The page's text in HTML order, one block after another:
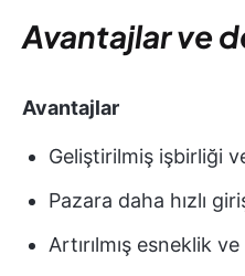
Avantajlar ve
Avantajlar
Geliştirilmiş işbirliği
Pazara daha hızlı
Artırılmış esneklik